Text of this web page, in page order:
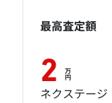
最高査定額
2 万
円
ネクステージ